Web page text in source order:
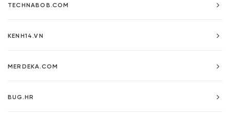
TECHNABOB.COM
KENH14.VN
MERDEKA.COM
BUG.HR